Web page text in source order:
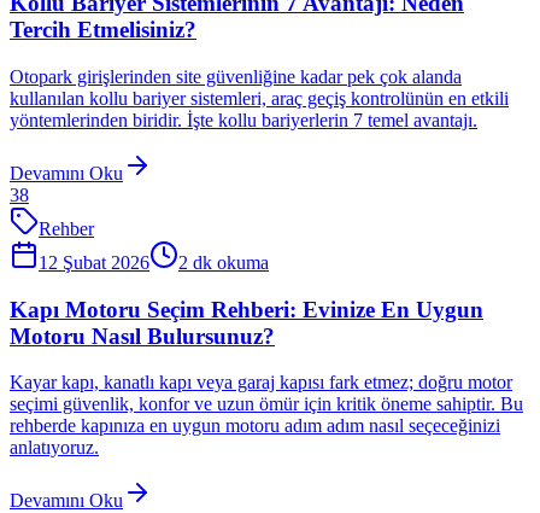
Tercih Etmelisiniz?
Otopark girişlerinden site güvenliğine kadar pek çok alanda
kullanılan kollu bariyer sistemleri, araç geçiş kontrolünün en etkili
yöntemlerinden biridir. İşte kollu bariyerlerin 7 temel avantajı.
Devamını Oku
38
Rehber
12 Şubat 2026
2 dk okuma
Kapı Motoru Seçim Rehberi: Evinize En Uygun
Motoru Nasıl Bulursunuz?
Kayar kapı, kanatlı kapı veya garaj kapısı fark etmez; doğru motor
seçimi güvenlik, konfor ve uzun ömür için kritik öneme sahiptir. Bu
rehberde kapınıza en uygun motoru adım adım nasıl seçeceğinizi
anlatıyoruz.
Devamını Oku